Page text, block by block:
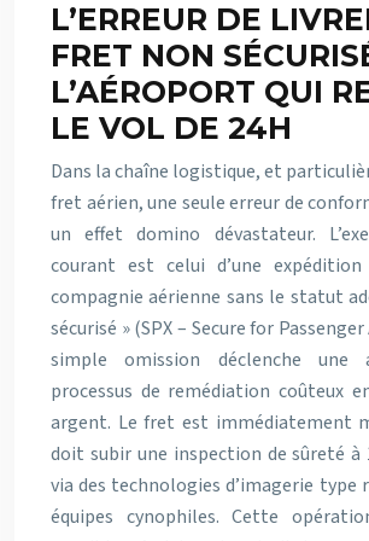
L’ERREUR DE
FRET NON
L’AÉROPORT QUI
LE VOL DE 24H
Dans la chaîne logistique, et
fret aérien, une seule erreur de
un effet domino dévastateur.
courant est celui d’une
compagnie aérienne sans le statut
sécurisé » (SPX – Secure for
simple omission déclenche
processus de remédiation coûteux
argent. Le fret est immédiatement
doit subir une inspection de sûreté à
via des technologies d’imagerie type
équipes cynophiles. Cette